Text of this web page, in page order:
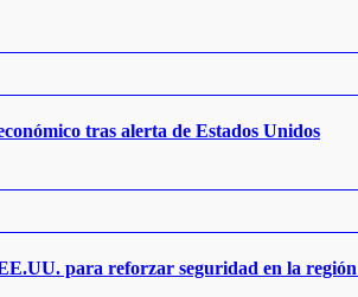
tras alerta de Estados Unidos
para reforzar seguridad en la